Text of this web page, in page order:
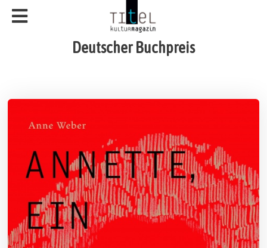
Deutscher Buchpreis